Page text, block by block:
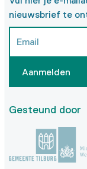
nieuwsbrief te
Aanmelden
Gesteund door